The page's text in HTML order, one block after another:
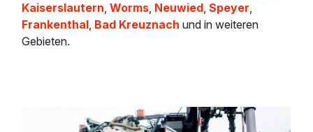
Kaiserslautern,Worms, Neuwied,Speyer,
Frankenthal, Bad Kreuznach und in weiteren
Gebieten.